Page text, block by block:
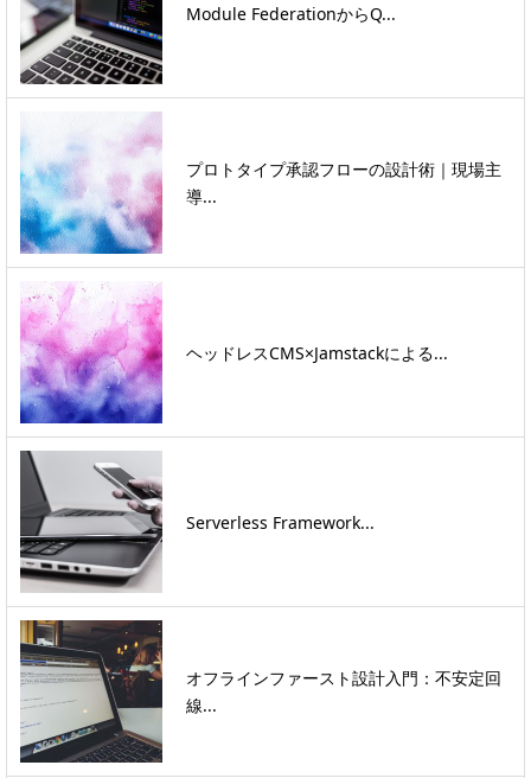
Module FederationからQ...
プロトタイプ承認フローの設計術｜現場主
導...
ヘッドレスCMS×Jamstackによる...
Serverless Framework...
オフラインファースト設計入門：不安定回
線...